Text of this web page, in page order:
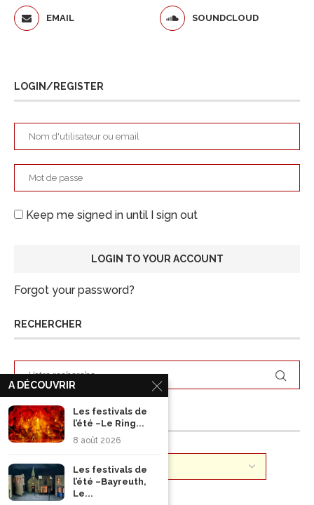
EMAIL SOUNDCLOUD
LOGIN/REGISTER
Keep me signed in until I sign out
Forgot your password?
RECHERCHER
ARCHIVES
A DÉCOUVRIR
Les festivals de
l’été –Le Ring...
8 août 2026
Les festivals de
l’été –Bayreuth,
Le...